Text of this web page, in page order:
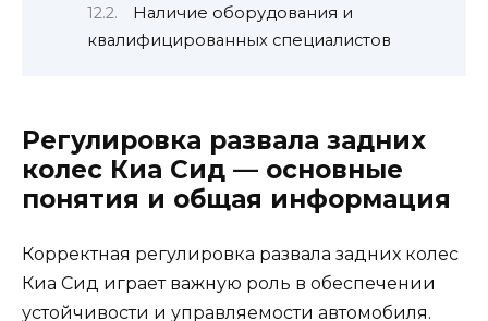
Наличие оборудования и
квалифицированных специалистов
Регулировка развала задних
колес Киа Сид — основные
понятия и общая информация
Корректная регулировка развала задних колес
Киа Сид играет важную роль в обеспечении
устойчивости и управляемости автомобиля.